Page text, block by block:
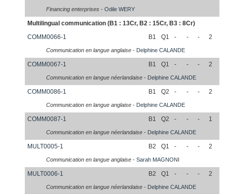
Financing enterprises - Odile WERY
Multilingual communication (B1 : 13Cr, B2 : 15Cr, B3 : 8Cr)
COMM0066-1
B1 Q1 - - - 2
Communication en langue anglaise - Delphine CALANDE
COMM0067-1 B1 Q1 - - - 2
Communication en langue néerlandaise - Delphine CALANDE
COMM0086-1 B1 Q2 - - - 2
Communication en langue anglaise - Delphine CALANDE
COMM0087-1 B1 Q2 - - - 1
Communication en langue néerlandaise - Delphine CALANDE
MULT0005-1 B2 Q1 - - - 2
Communication en langue anglaise - Sarah MAGNONI
MULT0006-1 B2 Q1 - - - 2
Communication en langue néerlandaise - Delphine CALANDE